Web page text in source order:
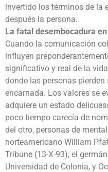
invertido los términos de la
después la persona.
La fatal desembocadura
Cuando la comunicación
influyen
significativo y real de la
donde las personas
encarnada. Los valores se
adquiere un estado
poco tiempo carecía de
del otro, personas de
norteamericano William
Tribune (13-X-93), el
Universidad de Colonia, y